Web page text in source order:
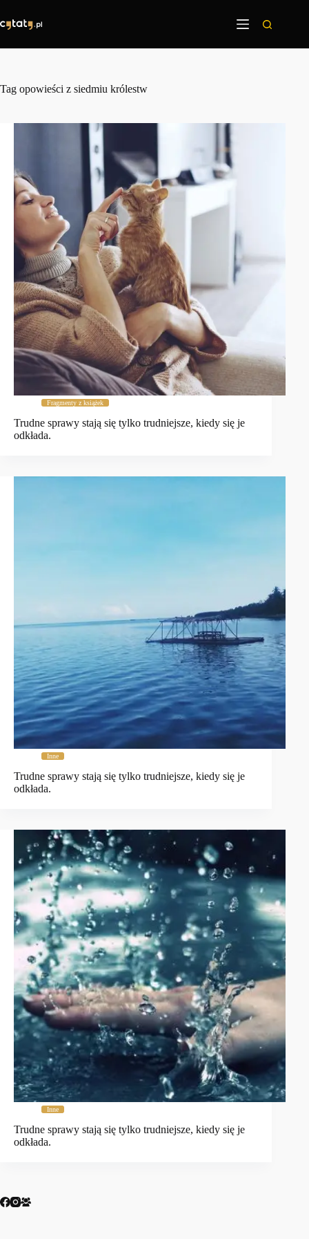
treści
Tag opowieści z siedmiu królestw
Fragmenty z książek
Trudne sprawy stają się tylko trudniejsze, kiedy się je
odkłada.
Inne
Trudne sprawy stają się tylko trudniejsze, kiedy się je
odkłada.
Inne
Trudne sprawy stają się tylko trudniejsze, kiedy się je
odkłada.